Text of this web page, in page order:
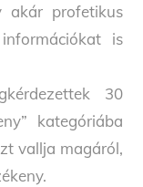
akár profetikus
is
30
kategóriába
vallja magáról,